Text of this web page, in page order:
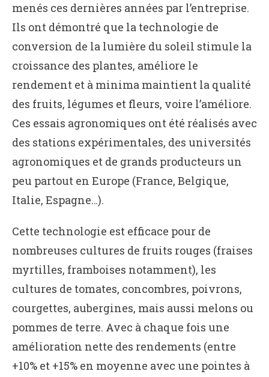
menés ces dernières années par l’entreprise.
Ils ont démontré que la technologie de
conversion de la lumière du soleil stimule la
croissance des plantes, améliore le
rendement et à minima maintient la qualité
des fruits, légumes et fleurs, voire l’améliore.
Ces essais agronomiques ont été réalisés avec
des stations expérimentales, des universités
agronomiques et de grands producteurs un
peu partout en Europe (France, Belgique,
Italie, Espagne…).
Cette technologie est efficace pour de
nombreuses cultures de fruits rouges (fraises
myrtilles, framboises notamment), les
cultures de tomates, concombres, poivrons,
courgettes, aubergines, mais aussi melons ou
pommes de terre. Avec à chaque fois une
amélioration nette des rendements (entre
+10% et +15% en moyenne avec une pointes à